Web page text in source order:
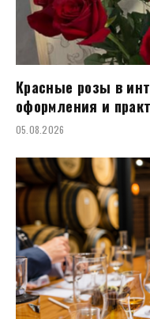
Красные розы в
оформления и
05.08.2026